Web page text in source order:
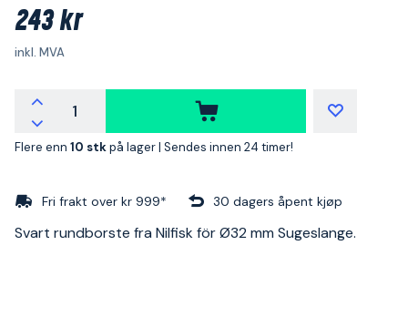
243 kr
inkl. MVA
Flere enn 10 stkpå lager | Sendes innen 24 timer!
Fri frakt over kr 999* 30 dagers åpent kjøp
Svart rundborste fra Nilfisk för Ø32 mm Sugeslange.